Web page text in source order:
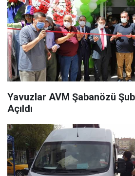
Yavuzlar AVM Şabanözü
Açıldı